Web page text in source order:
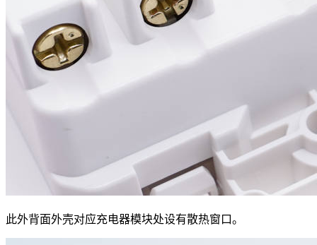
此外背面外壳对应充电器模块处设有散热窗口。